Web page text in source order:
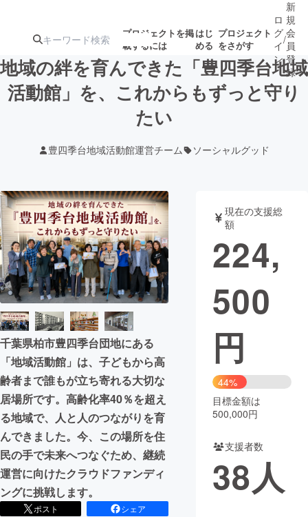
プロジェクトを掲
載するには
はじ
める
プロジェクト
をさがす
注目の新着プロ募集終了が近いプ
テクノロジー・ガジェット
映像・映画 書籍・雑誌
ビジネス・起業 チャレンジ
まちづくり・地域活性化
CAMPFIRE for Social Good
CAMPFIRE Creation
CAMPFIREふるさと納税machi-ya コミュニティ
ロ
グ
イ
ン
/
新
規
会
員
登
録
地域の絆を育んできた「豊四季台地域
活動館」を、これからもずっと守り
たい
豊四季台地域活動館運営チーム ソーシャルグッド
千葉県柏市豊四季台団地にある
「地域活動館」は、子どもから高
齢者まで誰もが立ち寄れる大切な
居場所です。高齢化率40％を超え
る地域で、人と人のつながりを育
んできました。今、この場所を住
民の手で未来へつなぐため、継続
運営に向けたクラウドファンディ
ングに挑戦します。
ポスト
シェア
現在の支援総
額
224,
500
円
44%
目標金額は
500,000円
支援者数
38人